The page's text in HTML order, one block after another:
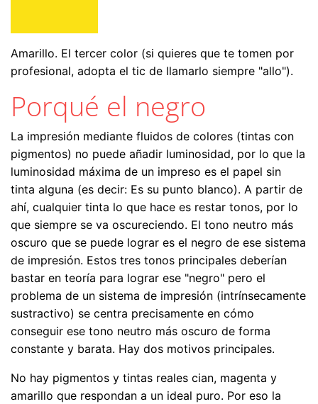
Amarillo. El tercer color (si quieres que te tomen por
profesional, adopta el tic de llamarlo siempre "allo").
Porqué el negro
La impresión mediante fluidos de colores (tintas con
pigmentos) no puede añadir luminosidad, por lo que la
luminosidad máxima de un impreso es el papel sin
tinta alguna (es decir: Es su punto blanco). A partir de
ahí, cualquier tinta lo que hace es restar tonos, por lo
que siempre se va oscureciendo. El tono neutro más
oscuro que se puede lograr es el negro de ese sistema
de impresión. Estos tres tonos principales deberían
bastar en teoría para lograr ese "negro" pero el
problema de un sistema de impresión (intrínsecamente
sustractivo) se centra precisamente en cómo
conseguir ese tono neutro más oscuro de forma
constante y barata. Hay dos motivos principales.
No hay pigmentos y tintas reales cian, magenta y
amarillo que respondan a un ideal puro. Por eso la